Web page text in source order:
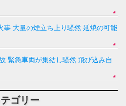
事 大量の煙立ち上り騒然 延焼の可能
緊急車両が集結し騒然 飛び込み自
ゴリー